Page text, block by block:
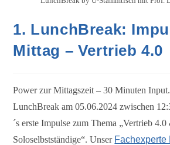
1. LunchBreak:
Mittag – Vertrieb 4.0
Power zur Mittagszeit – 30 Minuten
LunchBreak am 05.06.2024 zwischen
´s erste Impulse zum Thema „Vertrieb
Soloselbstständige“. Unser Fachexperte